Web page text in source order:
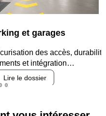
garages
des accès, durabilité des
intégration…